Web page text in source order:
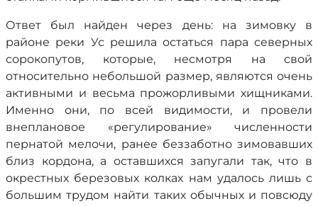
Ответ был найден через день: на зимовку в
районе реки Ус решила остаться пара северных
сорокопутов, которые, несмотря на свой
относительно небольшой размер, являются очень
активными и весьма прожорливыми хищниками.
Именно они, по всей видимости, и провели
внеплановое «регулирование» численности
пернатой мелочи, ранее беззаботно зимовавших
близ кордона, а оставшихся запугали так, что в
окрестных березовых колках нам удалось лишь с
большим трудом найти таких обычных и повсюду